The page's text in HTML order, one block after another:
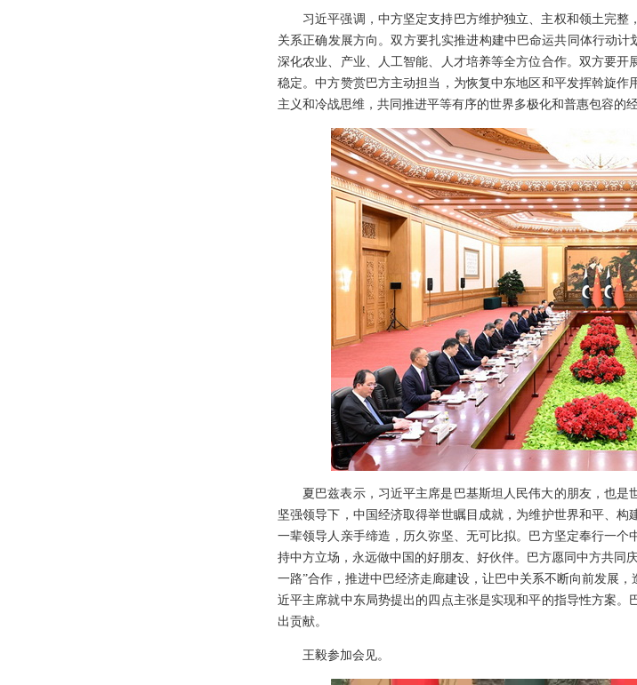
习近平强调，中方坚定支持巴方维护独立、主权和领土完
关系正确发展方向。双方要扎实推进构建中巴命运共同体行动计
深化农业、产业、人工智能、人才培养等全方位合作。双方要
稳定。中方赞赏巴方主动担当，为恢复中东地区和平发挥斡旋
主义和冷战思维，共同推进平等有序的世界多极化和普惠包容的经
夏巴兹表示，习近平主席是巴基斯坦人民伟大的朋友，也
坚强领导下，中国经济取得举世瞩目成就，为维护世界和平、
一辈领导人亲手缔造，历久弥坚、无可比拟。巴方坚定奉行一
持中方立场，永远做中国的好朋友、好伙伴。巴方愿同中方共同
一路”合作，推进中巴经济走廊建设，让巴中关系不断向前发展
近平主席就中东局势提出的四点主张是实现和平的指导性方案
出贡献。
王毅参加会见。